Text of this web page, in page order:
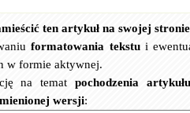
ten artykuł na swojej
formatowania tekstui
w formie aktywnej.
na temat pochodzenia artykułu
wersji: